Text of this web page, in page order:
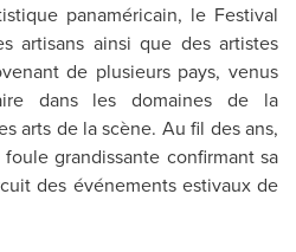
panaméricain, le Festival
artisans ainsi que des artistes
de plusieurs pays, venus
dans les domaines de la
arts de la scène. Au fil des ans,
grandissante confirmant sa
des événements estivaux de